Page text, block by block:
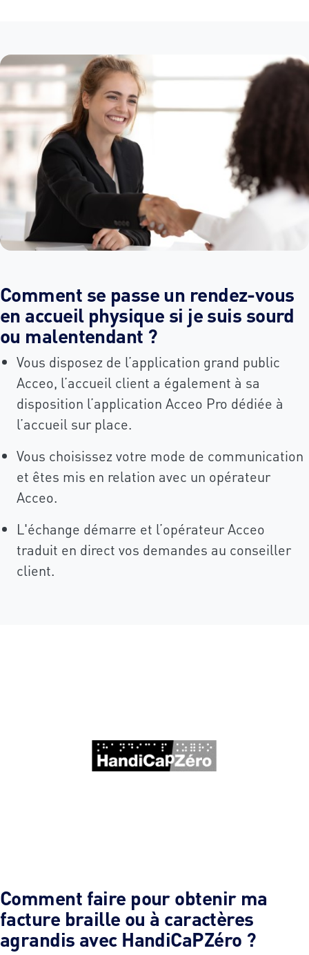
Comment se passe un rendez-vous
en accueil physique si je suis sourd
ou malentendant ?
Vous disposez de l’application grand public
Acceo, l’accueil client a également à sa
disposition l’application Acceo Pro dédiée à
l’accueil sur place.
Vous choisissez votre mode de communication
et êtes mis en relation avec un opérateur
Acceo.
L'échange démarre et l’opérateur Acceo
traduit en direct vos demandes au conseiller
client.
Comment faire pour obtenir ma
facture braille ou à caractères
agrandis avec HandiCaPZéro ?